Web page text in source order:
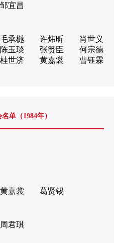
邹宜昌
毛承樾 许炜昕
肖世义
陈玉琰 张赞臣
何宗德
桂世济 黄嘉裳
曹钰霖
单（1984年）
黄嘉裳 葛贤锡
周君琪